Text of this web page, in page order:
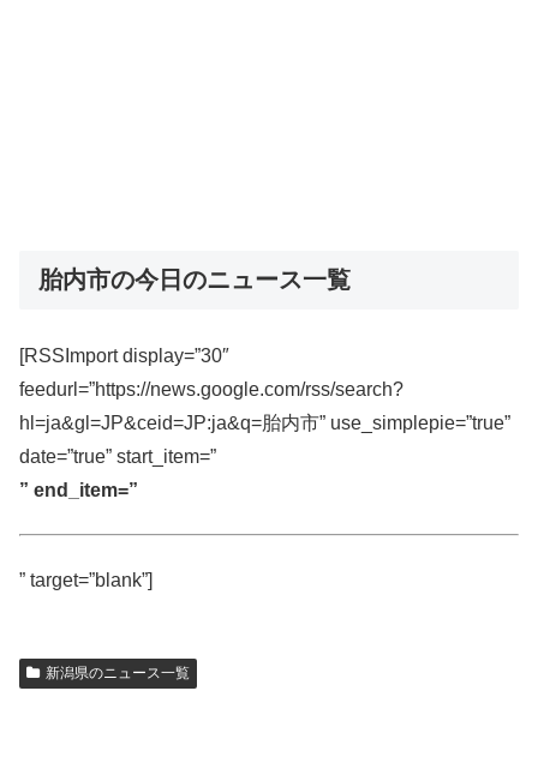
胎内市の今日のニュース一覧
[RSSImport display=”30″
feedurl=”https://news.google.com/rss/search?
hl=ja&gl=JP&ceid=JP:ja&q=胎内市” use_simplepie=”true”
date=”true” start_item=”
” end_item=”
” target=”blank”]
新潟県のニュース一覧